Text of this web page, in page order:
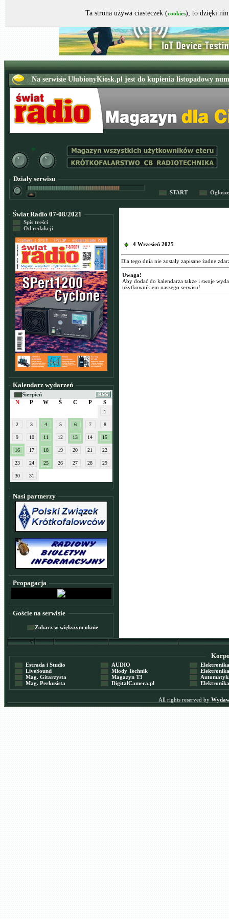
Działy serwisu
START
Świat Radio 07-08/2021
Spis treści
Od redakcji
Kalendarz wydarzeń
Sierpień
N
P W Ś C P S
1
2 3 4 5 6 7 8
9 10 11 12 13 14 15
16 17 18 19 20 21 22
23 24 25 26 27 28 29
30 31
Nasi partnerzy
Propagacja
Goście na serwisie
Zobacz w większym oknie
4 Wrzesień 2025
Dla tego dnia nie zostały zapisane żadne
Uwaga!
Aby dodać do kalendarza także i swoje
użytkownikiem naszego serwisu!
Estrada i Studio
LiveSound
Mag. Gitarzysta
Mag. Perkusista
AUDIO
Młody Technik
Magazyn T3
DigitalCamera.pl
Elektronika
Elektronika
Automatyka
Elektronika
All rights reserved by
Ta strona używa ciasteczek (cookies), to dzięki